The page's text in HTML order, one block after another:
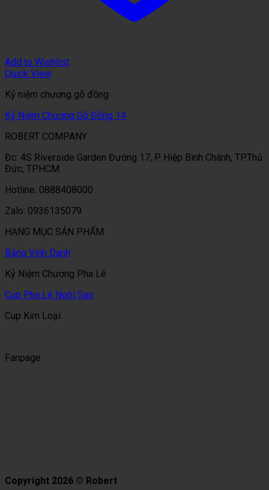
Add to Wishlist
Quick View
Kỷ niệm chương gỗ đồng
Kỷ Niệm Chương Gỗ Đồng 14
ROBERT COMPANY
Đc: 4S Riverside Garden Đường 17, P. Hiệp Bình Chánh, TP.Thủ
Đức, TP.HCM
Hotline: 0888408000
Zalo: 0936135079
HẠNG MỤC SẢN PHẨM
Bảng Vinh Danh
Kỷ Niệm Chương Pha Lê
Cup Pha Lê Ngôi Sao
Cup Kim Loại
Fanpage
Copyright 2026 © Robert